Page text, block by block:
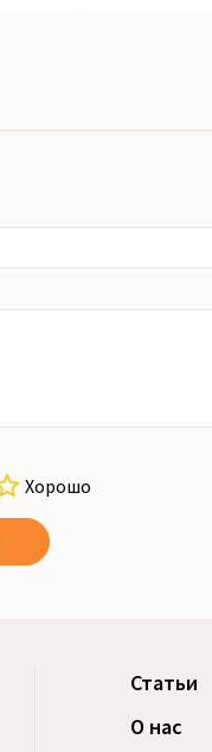
Хорошо
Статьи
О нас